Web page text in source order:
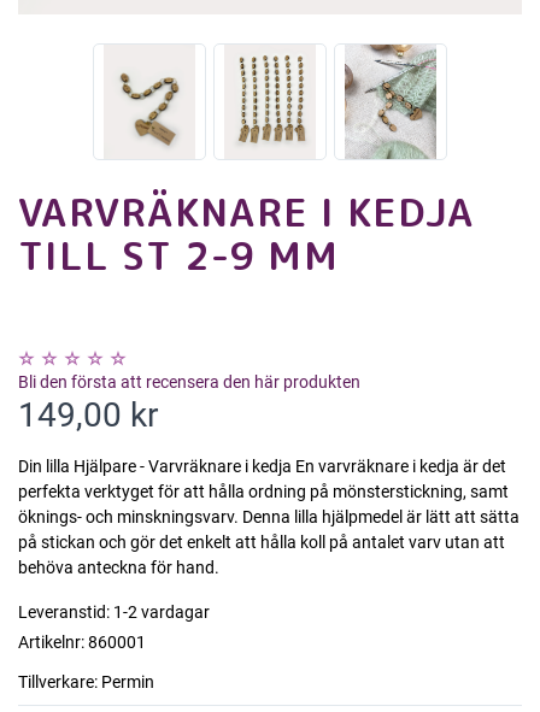
VARVRÄKNARE I KEDJA
TILL ST 2-9 MM
Bli den första att recensera den här produkten
149,00 kr
Din lilla Hjälpare - Varvräknare i kedja En varvräknare i kedja är det
perfekta verktyget för att hålla ordning på mönsterstickning, samt
öknings- och minskningsvarv. Denna lilla hjälpmedel är lätt att sätta
på stickan och gör det enkelt att hålla koll på antalet varv utan att
behöva anteckna för hand.
Leveranstid: 1-2 vardagar
Artikelnr:860001
Tillverkare: Permin